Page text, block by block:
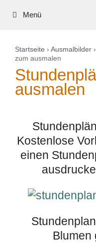
InhaltMenü
Startseite › Ausmalbilder ›
zum ausmalen
ausmalen
Kostenlose
einen
Blumen